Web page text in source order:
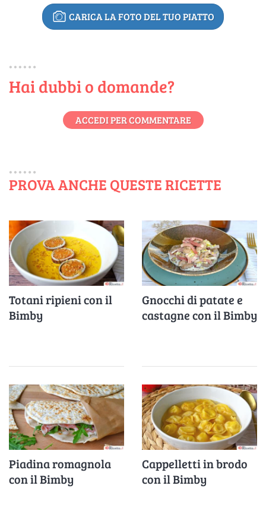
CARICA LA FOTO DEL TUO PIATTO
Hai dubbi o domande?
ACCEDI PER COMMENTARE
PROVA ANCHE QUESTE RICETTE
Totani ripieni con il
Bimby
Gnocchi di patate e
castagne con il Bimby
Piadina romagnola
con il Bimby
Cappelletti in brodo
con il Bimby